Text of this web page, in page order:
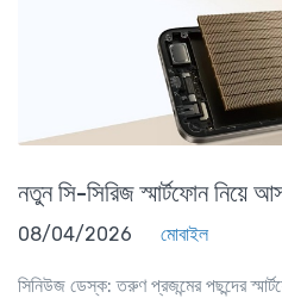
নতুন সি-সিরিজ স্মার্টফোন নিয়ে
08/04/2026 মোবাইল
সিনিউজ ডেস্ক: তরুণ প্রজন্মের পছন্দের